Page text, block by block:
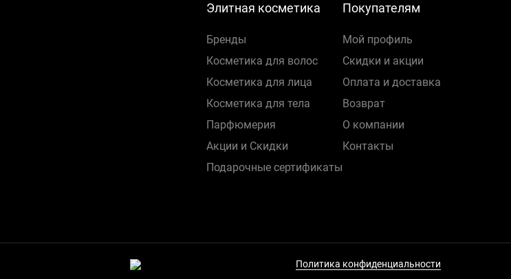
Элитная косметика
Бренды
Косметика для волос
Косметика для лица
Косметика для тела
Парфюмерия
Акции и Скидки
Подарочные сертификаты
Покупателям
Мой профиль
Скидки и акции
Оплата и доставка
Возврат
О компании
Контакты
Политика конфиденциальности